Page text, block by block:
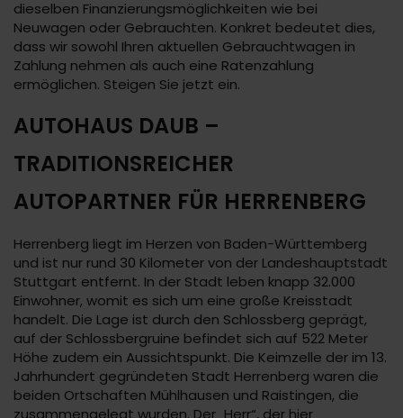
dieselben Finanzierungsmöglichkeiten wie bei
Neuwagen oder Gebrauchten. Konkret bedeutet dies,
dass wir sowohl Ihren aktuellen Gebrauchtwagen in
Zahlung nehmen als auch eine Ratenzahlung
ermöglichen. Steigen Sie jetzt ein.
AUTOHAUS DAUB –
TRADITIONSREICHER
AUTOPARTNER FÜR HERRENBERG
Herrenberg liegt im Herzen von Baden-Württemberg
und ist nur rund 30 Kilometer von der Landeshauptstadt
Stuttgart entfernt. In der Stadt leben knapp 32.000
Einwohner, womit es sich um eine große Kreisstadt
handelt. Die Lage ist durch den Schlossberg geprägt,
auf der Schlossbergruine befindet sich auf 522 Meter
Höhe zudem ein Aussichtspunkt. Die Keimzelle der im 13.
Jahrhundert gegründeten Stadt Herrenberg waren die
beiden Ortschaften Mühlhausen und Raistingen, die
zusammengelegt wurden. Der „Herr“, der hier